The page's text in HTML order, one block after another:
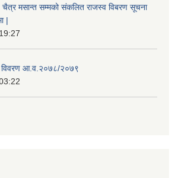
मसान्त सम्मको संकलित राजस्व विबरण सूचना
|
विवरण आ.व.२०७८/२०७९